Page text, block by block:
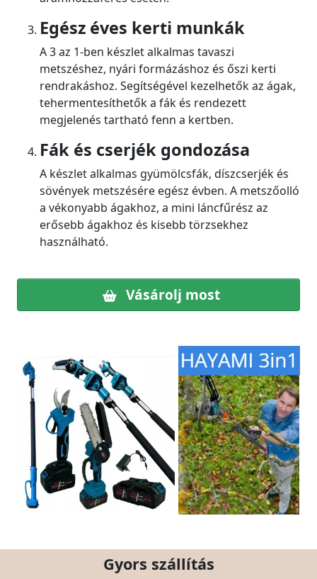
Egész éves kerti munkák
A 3 az 1-ben készlet alkalmas tavaszi
metszéshez, nyári formázáshoz és őszi kerti
rendrakáshoz. Segítségével kezelhetők az ágak,
tehermentesíthetők a fák és rendezett
megjelenés tartható fenn a kertben.
Fák és cserjék gondozása
A készlet alkalmas gyümölcsfák, díszcserjék és
sövények metszésére egész évben. A metszőolló
a vékonyabb ágakhoz, a mini láncfűrész az
erősebb ágakhoz és kisebb törzsekhez
használható.
Vásárolj most
Gyors szállítás